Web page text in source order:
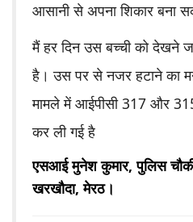
आसानी से अपना शिकार बना
मैं हर दिन उस बच्ची को देखने
है। उस पर से नजर हटाने का
मामले में आईपीसी 317 और
कर ली गई है
एसआई मुनेश कुमार, पुलिस चौकी
खरखौदा, मेरठ।